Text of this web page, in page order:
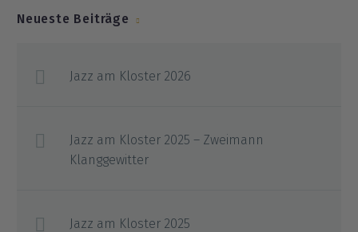
Neueste Beiträge
Jazz am Kloster 2026
Jazz am Kloster 2025 – Zweimann
Klanggewitter
Jazz am Kloster 2025